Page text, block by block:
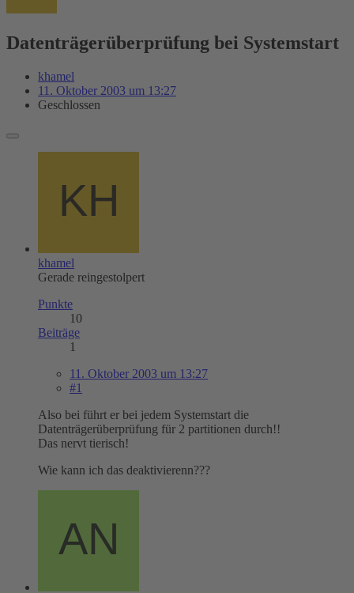
Datenträgerüberprüfung bei Systemstart
khamel
11. Oktober 2003 um 13:27
Geschlossen
khamel
Gerade reingestolpert
Punkte
10
Beiträge
1
11. Oktober 2003 um 13:27
#1
Also bei führt er bei jedem Systemstart die
Datenträgerüberprüfung für 2 partitionen durch!!
Das nervt tierisch!
Wie kann ich das deaktivierenn???